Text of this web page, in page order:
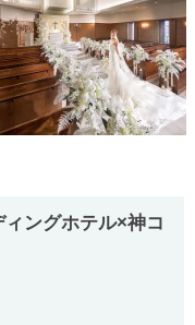
ングホテル×神コ